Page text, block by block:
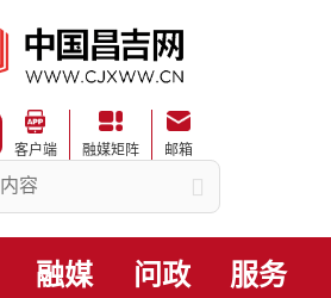
客户端 融媒矩阵 邮箱
融媒 问政 服务